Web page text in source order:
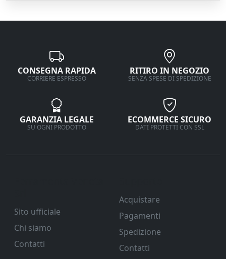
CONSEGNA RAPIDA
CORRIERE ESPRESSO
RITIRO IN NEGOZIO
SENZA SPESE DI SPEDIZIONE
GARANZIA LEGALE
SU OGNI PRODOTTO
ECOMMERCE SICURO
DATI PROTETTI CON SSL
Sito ufficiale
Chi siamo
Contatti
Acquistare
Pagamenti
Spedizione
Contatti